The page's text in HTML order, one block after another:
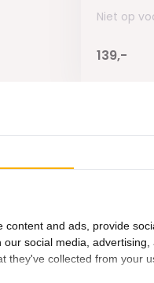
Niet op
139,-
content and ads, provide
social media,
they've collected from your